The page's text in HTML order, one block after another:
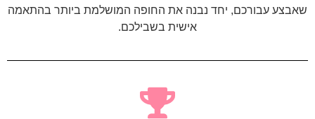
שאבצע עבורכם, יחד נבנה את החופה המושלמת ביותר בהתאמה
אישית בשבילכם.